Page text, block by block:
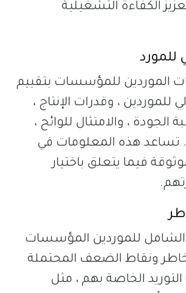
الكفاءة التشغيلية
للمورد
الموردين للمؤسسات بتقييم
للموردين ، وقدرات الإنتاج ،
الجودة ، والامتثال للوائح ،
تساعد هذه المعلومات في
فيما يتعلق باختيار
الشامل للموردين المؤسسات
ونقاط الضعف المحتملة
الخاصة بهم ، مثل